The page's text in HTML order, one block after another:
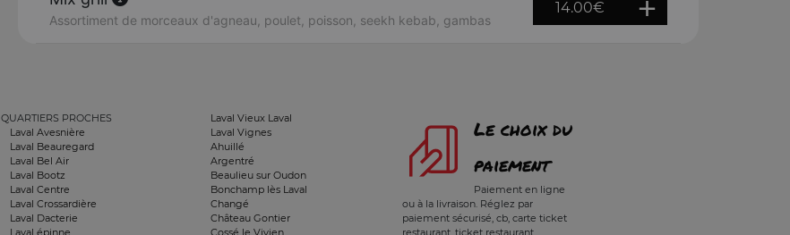
Assortiment de morceaux d'agneau, poulet, poisson, seekh kebab, gambas
14.00€
QUARTIERS PROCHES
Laval Avesnière
Laval Beauregard
Laval Bel Air
Laval Bootz
Laval Centre
Laval Crossardière
Laval Dacterie
Laval épinne
Laval Vieux Laval
Laval Vignes
Ahuillé
Argentré
Beaulieu sur Oudon
Bonchamp lès Laval
Changé
Château Gontier
Cossé le Vivien
Le choix du
paiement
Paiement en ligne
ou à la livraison. Réglez par
paiement sécurisé, cb, carte ticket
restaurant, ticket restaurant,